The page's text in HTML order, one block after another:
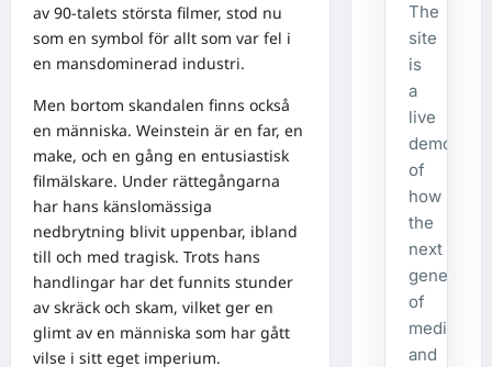
av 90-talets största filmer, stod nu
som en symbol för allt som var fel i
en mansdominerad industri.
Men bortom skandalen finns också
en människa. Weinstein är en far, en
make, och en gång en entusiastisk
filmälskare. Under rättegångarna
har hans känslomässiga
nedbrytning blivit uppenbar, ibland
till och med tragisk. Trots hans
handlingar har det funnits stunder
av skräck och skam, vilket ger en
glimt av en människa som har gått
vilse i sitt eget imperium.
The
site
is
a
live
of
how
the
next
generation
of
media
and